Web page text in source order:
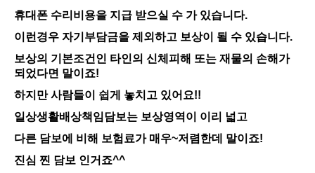
휴대폰 수리비용을 지급 받으실 수 가 있습니다.
이런경우 자기부담금을 제외하고 보상이 될 수 있습니다.
보상의 기본조건인 타인의 신체피해 또는 재물의 손해가
되었다면 말이죠!
하지만 사람들이 쉽게 놓치고 있어요!!
일상생활배상책임담보는 보상영역이 이리 넓고
다른 담보에 비해 보험료가 매우~저렴한데 말이죠!
진심 찐 담보 인거죠^^